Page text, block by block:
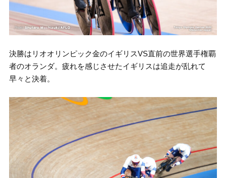
決勝はリオオリンピック金のイギリスVS直前の世界選手権覇
者のオランダ。疲れを感じさせたイギリスは追走が乱れて
早々と決着。